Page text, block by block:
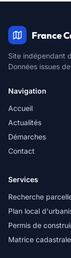
France
Site indépendant
Données issues
Navigation
Accueil
Actualités
Démarches
Contact
Services
Recherche
Plan local
Permis de
Matrice cadastrale